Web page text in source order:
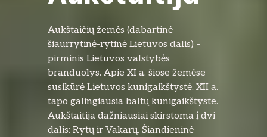
Aukštaičių žemės (dabartinė
šiaurrytinė-rytinė Lietuvos dalis) –
pirminis Lietuvos valstybės
branduolys. Apie XI a. šiose žemėse
susikūrė Lietuvos kunigaikštystė, XII a.
tapo galingiausia baltų kunigaikštyste.
Aukštaitija dažniausiai skirstoma į dvi
dalis: Rytų ir Vakarų. Šiandieninė